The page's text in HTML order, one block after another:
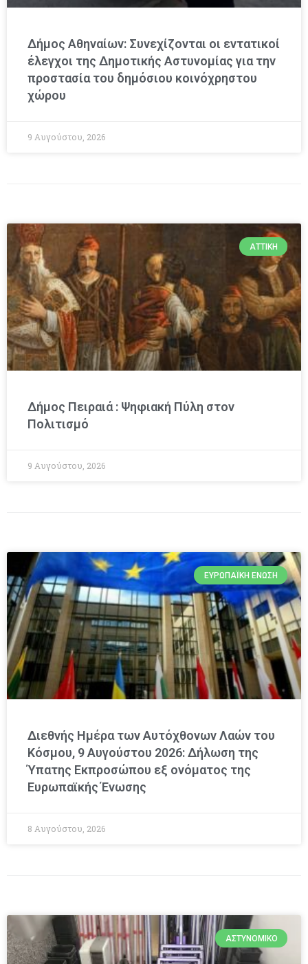
Δήμος Αθηναίων: Συνεχίζονται οι εντατικοί
έλεγχοι της Δημοτικής Αστυνομίας για την
προστασία του δημόσιου κοινόχρηστου
χώρου
9 Αυγούστου, 2026
ΑΤΤΙΚΉ
Δήμος Πειραιά : Ψηφιακή Πύλη στον
Πολιτισμό
9 Αυγούστου, 2026
ΕΥΡΩΠΑΪΚΉ ΈΝΩΣΗ
Διεθνής Ημέρα των Αυτόχθονων Λαών του
Κόσμου, 9 Αυγούστου 2026: Δήλωση της
Ύπατης Εκπροσώπου εξ ονόματος της
Ευρωπαϊκής Ένωσης
8 Αυγούστου, 2026
ΑΣΤΥΝΟΜΙΚΌ